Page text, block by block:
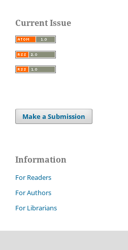
Current Issue
Make a Submission
Information
For Readers
For Authors
For Librarians